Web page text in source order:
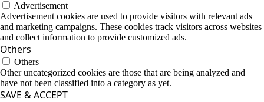
Advertisement
Advertisement cookies are used to provide visitors with relevant ads
and marketing campaigns. These cookies track visitors across websites
and collect information to provide customized ads.
Others
Others
Other uncategorized cookies are those that are being analyzed and
have not been classified into a category as yet.
SAVE & ACCEPT